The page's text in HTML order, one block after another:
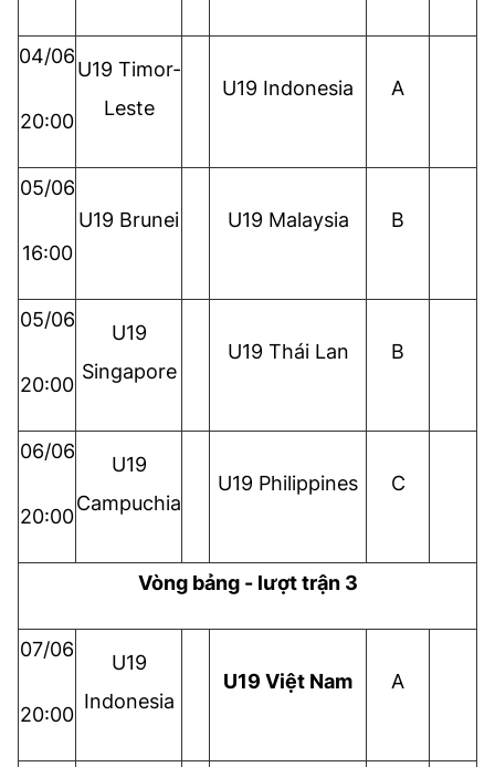
04/06
20:00
U19 Timor-
Leste
U19 Indonesia A
05/06
16:00
U19 Brunei U19 Malaysia B
05/06
20:00
U19
Singapore
U19 Thái Lan B
06/06
20:00
U19
Campuchia
U19 Philippines C
Vòng bảng - lượt trận 3
07/06
20:00
U19
Indonesia
U19 Việt Nam A